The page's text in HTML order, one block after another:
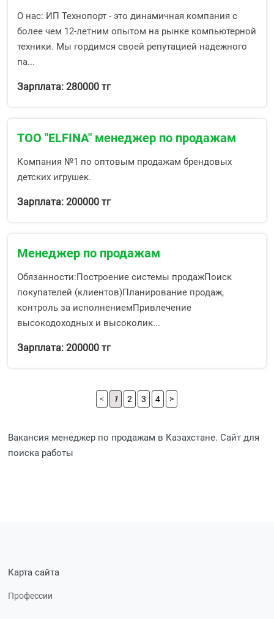
О нас: ИП Технопорт - это динамичная компания с
более чем 12-летним опытом на рынке компьютерной
техники. Мы гордимся своей репутацией надежного
па...
Зарплата: 280000 тг
ТОО "ELFINA" менеджер по продажам
Компания №1 по оптовым продажам брендовых
детских игрушек.
Зарплата: 200000 тг
Менеджер по продажам
Обязанности:Построение системы продажПоиск
покупателей (клиентов)Планирование продаж,
контроль за исполнениемПривлечение
высокодоходных и высоколик...
Зарплата: 200000 тг
< 1 2 3 4 >
Вакансия менеджер по продажам в Казахстане. Сайт для
поиска работы
Карта сайта
Профессии